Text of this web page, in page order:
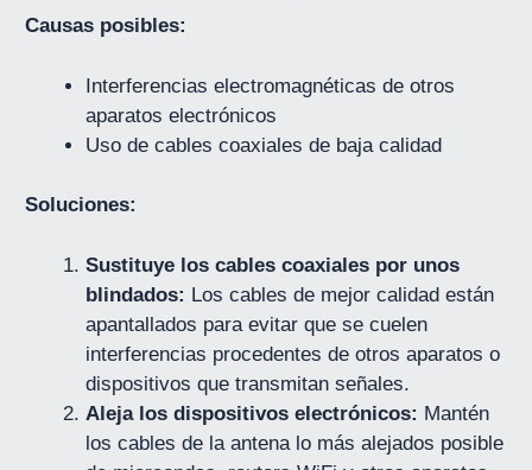
Causas posibles:
Interferencias electromagnéticas de otros
aparatos electrónicos
Uso de cables coaxiales de baja calidad
Soluciones:
Sustituye los cables coaxiales por unos
blindados: Los cables de mejor calidad están
apantallados para evitar que se cuelen
interferencias procedentes de otros aparatos o
dispositivos que transmitan señales.
Aleja los dispositivos electrónicos: Mantén
los cables de la antena lo más alejados posible